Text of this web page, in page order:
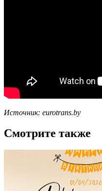
Источник: eurotrans.by
Смотрите также